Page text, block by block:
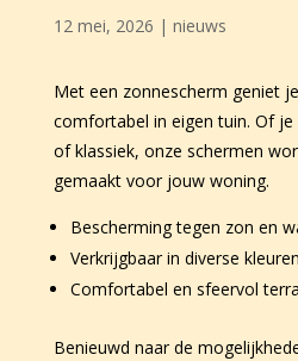
12 mei, 2026 | nieuws
Met een zonnescherm geniet
comfortabel in eigen tuin. Of
of klassiek, onze schermen
gemaakt voor jouw woning.
Bescherming tegen zon en
Verkrijgbaar in diverse
Comfortabel en sfeervol
Benieuwd naar de